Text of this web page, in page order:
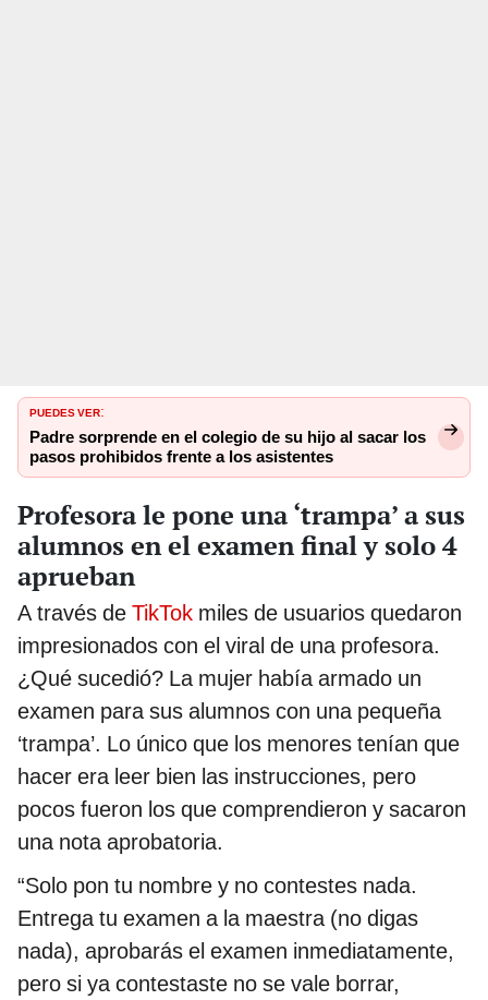
PUEDES VER:
Padre sorprende en el colegio de su hijo al sacar los
pasos prohibidos frente a los asistentes
Profesora le pone una ‘trampa’ a sus
alumnos en el examen final y solo 4
aprueban
A través de TikTok miles de usuarios quedaron
impresionados con el viral de una profesora.
¿Qué sucedió? La mujer había armado un
examen para sus alumnos con una pequeña
‘trampa’. Lo único que los menores tenían que
hacer era leer bien las instrucciones, pero
pocos fueron los que comprendieron y sacaron
una nota aprobatoria.
“Solo pon tu nombre y no contestes nada.
Entrega tu examen a la maestra (no digas
nada), aprobarás el examen inmediatamente,
pero si ya contestaste no se vale borrar,